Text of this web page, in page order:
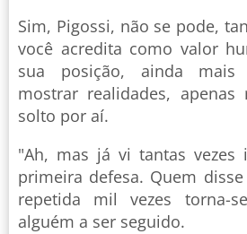
Sim, Pigossi, não se pode,
você acredita como valor
sua posição, ainda mais
mostrar realidades,
solto por aí.
"Ah, mas já vi tantas vezes
primeira defesa. Quem
repetida mil vezes torna-
alguém a ser seguido.